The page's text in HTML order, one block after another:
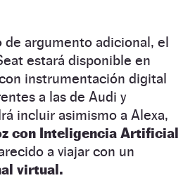
de argumento adicional, el
estará disponible en
instrumentación digital
a las de Audi y
incluir asimismo a Alexa,
con Inteligencia Artificial
a viajar con un
virtual.